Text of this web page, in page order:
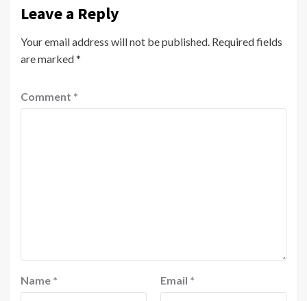
Leave a Reply
Your email address will not be published. Required fields
are marked*
Comment *
Name * Email *